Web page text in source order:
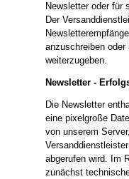
Newsletter oder für
Der
anzuschreiben
weiterzugeben.
Newsletter -
Die Newsletter
eine pixelgroße
von unserem
abgerufen wird. Im
zunächst